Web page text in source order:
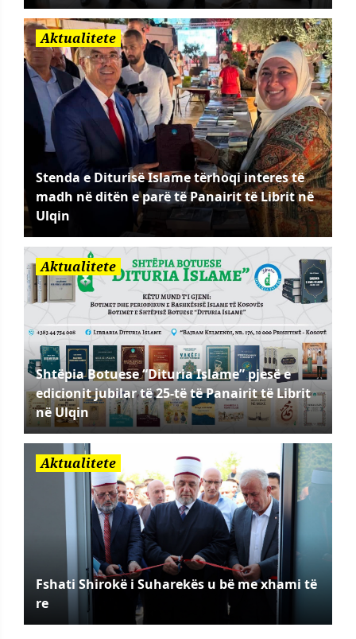
Aktualitete
Stenda e Diturisë Islame tërhoqi interes të
madh në ditën e parë të Panairit të Librit në
Ulqin
Aktualitete
Shtëpia Botuese “Dituria Islame” pjesë e
edicionit jubilar të 25-të të Panairit të Librit
në Ulqin
Aktualitete
Fshati Shirokë i Suharekës u bë me xhami të
re